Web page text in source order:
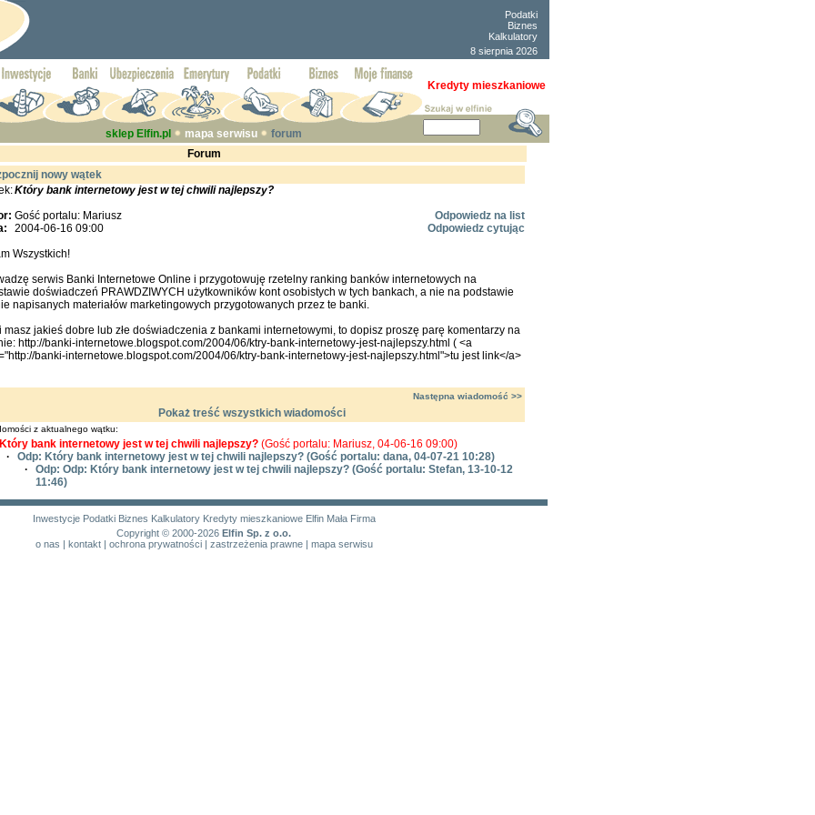
Podatki
Biznes
Kalkulatory
8 sierpnia 2026
Kredyty mieszkaniowe
sklep Elfin.pl mapa serwisu
forum
Forum
nowy wątek
Który bank internetowy jest w tej chwili najlepszy?
Gość portalu: Mariusz
Odpowiedz na list
2004-06-16 09:00
Odpowiedz cytując
Wszystkich!
serwis Banki Internetowe Online i przygotowuję rzetelny ranking banków internetowych na
doświadczeń PRAWDZIWYCH użytkowników kont osobistych w tych bankach, a nie na podstawie
napisanych materiałów marketingowych przygotowanych przez te banki.
masz jakieś dobre lub złe doświadczenia z bankami internetowymi, to dopisz proszę parę komentarzy na
http://banki-internetowe.blogspot.com/2004/06/ktry-bank-internetowy-jest-najlepszy.html ( <a
banki-internetowe.blogspot.com/2004/06/ktry-bank-internetowy-jest-najlepszy.html">tu jest link</a>
Następna wiadomość >>
Pokaż treść wszystkich wiadomości
z aktualnego wątku:
Który bank internetowy jest w tej chwili najlepszy? (Gość portalu: Mariusz, 04-06-16 09:00)
·
Odp: Który bank internetowy jest w tej chwili najlepszy? (Gość portalu: dana, 04-07-21 10:28)
·
Odp: Odp: Który bank internetowy jest w tej chwili najlepszy? (Gość portalu: Stefan, 13-10-12
11:46)
Inwestycje Podatki Biznes Kalkulatory Kredyty mieszkaniowe Elfin Mała Firma
Copyright © 2000-2026 Elfin Sp. z o.o.
o nas | kontakt| ochrona prywatności| zastrzeżenia prawne| mapa serwisu